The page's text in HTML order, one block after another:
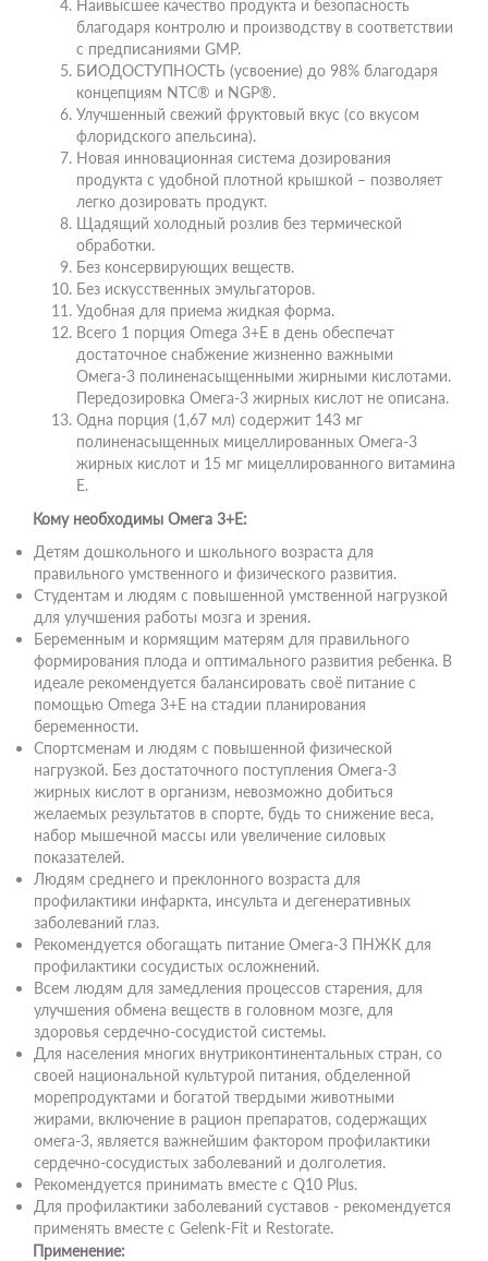
Наивысшее качество продукта и безопасность
благодаря контролю и производству в соответствии
с предписаниями GMP.
БИОДОСТУПНОСТЬ (усвоение) до 98% благодаря
концепциям NTC® и NGP®.
Улучшенный свежий фруктовый вкус (со вкусом
флоридского апельсина).
Новая инновационная система дозирования
продукта с удобной плотной крышкой – позволяет
легко дозировать продукт.
Щадящий холодный розлив без термической
обработки.
Без консервирующих веществ.
Без искусственных эмульгаторов.
Удобная для приема жидкая форма.
Всего 1 порция Omega 3+E в день обеспечат
достаточное снабжение жизненно важными
Омега-3 полиненасыщенными жирными кислотами.
Передозировка Омега-3 жирных кислот не описана.
Одна порция (1,67 мл) содержит 143 мг
полиненасыщенных мицеллированных Омега-3
жирных кислот и 15 мг мицеллированного витамина
Е.
Кому необходимы Омега 3+Е:
Детям дошкольного и школьного возраста для
правильного умственного и физического развития.
Студентам и людям с повышенной умственной нагрузкой
для улучшения работы мозга и зрения.
Беременным и кормящим матерям для правильного
формирования плода и оптимального развития ребенка. В
идеале рекомендуется балансировать своё питание с
помощью Omega 3+E на стадии планирования
беременности.
Спортсменам и людям с повышенной физической
нагрузкой. Без достаточного поступления Омега-3
жирных кислот в организм, невозможно добиться
желаемых результатов в спорте, будь то снижение веса,
набор мышечной массы или увеличение силовых
показателей.
Людям среднего и преклонного возраста для
профилактики инфаркта, инсульта и дегенеративных
заболеваний глаз.
Рекомендуется обогащать питание Омега-3 ПНЖК для
профилактики сосудистых осложнений.
Всем людям для замедления процессов старения, для
улучшения обмена веществ в головном мозге, для
здоровья сердечно-сосудистой системы.
Для населения многих внутриконтинентальных стран, со
своей национальной культурой питания, обделенной
морепродуктами и богатой твердыми животными
жирами, включение в рацион препаратов, содержащих
омега-3, является важнейшим фактором профилактики
сердечно-сосудистых заболеваний и долголетия.
Рекомендуется принимать вместе с Q10 Plus.
Для профилактики заболеваний суставов - рекомендуется
применять вместе с Gelenk-Fit и Restorate.
Применение: